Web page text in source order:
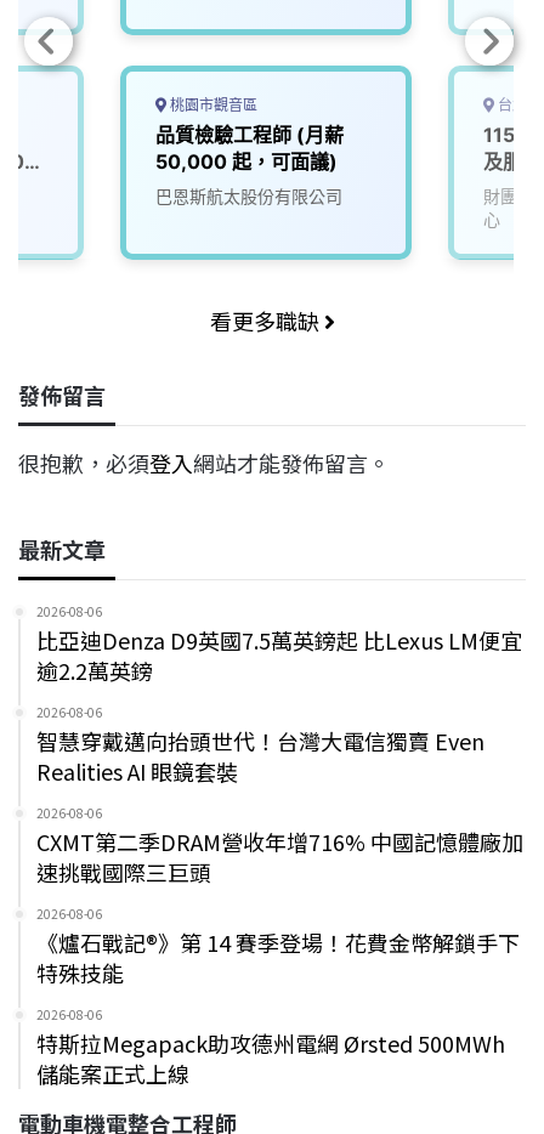
桃園市觀音區
品質檢驗工程師 (月薪
50,000 起，可面議)
巴恩斯航太股份有限公司
台北
及服
財團法
心
看更多職缺
發佈留言
很抱歉，必須登入網站才能發佈留言。
最新文章
2026-08-06
比亞迪Denza D9英國7.5萬英鎊起 比Lexus LM便宜
逾2.2萬英鎊
2026-08-06
智慧穿戴邁向抬頭世代！台灣大電信獨賣 Even
Realities AI 眼鏡套裝
2026-08-06
CXMT第二季DRAM營收年增716% 中國記憶體廠加
速挑戰國際三巨頭
2026-08-06
《爐石戰記®》第 14 賽季登場！花費金幣解鎖手下
特殊技能
2026-08-06
特斯拉Megapack助攻德州電網 Ørsted 500MWh
儲能案正式上線
電動車機電整合工程師